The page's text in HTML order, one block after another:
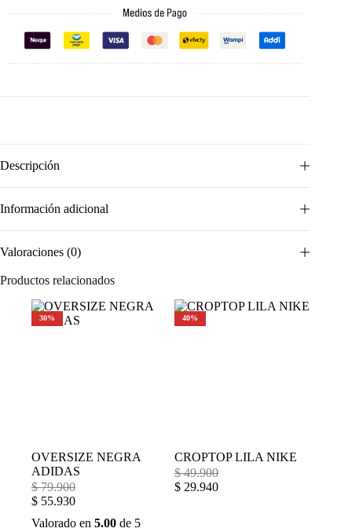
Descripción
Información adicional
Valoraciones (0)
Productos relacionados
30%
OVERSIZE NEGRA
ADIDAS
$79.900
$ 55.930
Valorado en 5.00 de 5
40%
CROPTOP LILA NIKE
$49.900
$ 29.940